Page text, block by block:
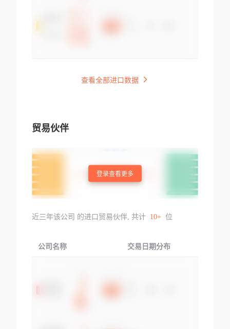
查看全部进口数据
贸易伙伴
登录查看更多
近三年该公司 的进口贸易伙伴, 共计 10+ 位
公司名称 交易日期分布